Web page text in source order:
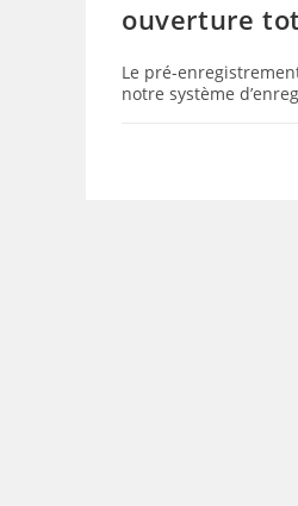
ouverture
Le pré-
notre système